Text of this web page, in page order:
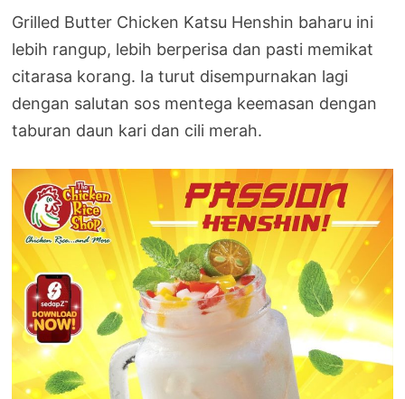
Grilled Butter Chicken Katsu Henshin baharu ini
lebih rangup, lebih berperisa dan pasti memikat
citarasa korang. Ia turut disempurnakan lagi
dengan salutan sos mentega keemasan dengan
taburan daun kari dan cili merah.